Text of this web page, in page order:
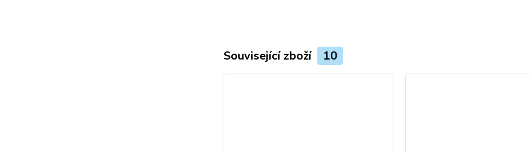
Související zboží 10